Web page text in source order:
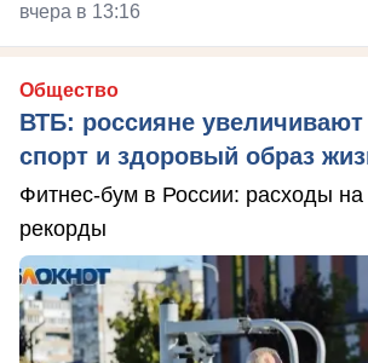
вчера в 13:16
Общество
ВТБ: россияне
спорт и здоровый образ
Фитнес-бум в России: расходы на
рекорды